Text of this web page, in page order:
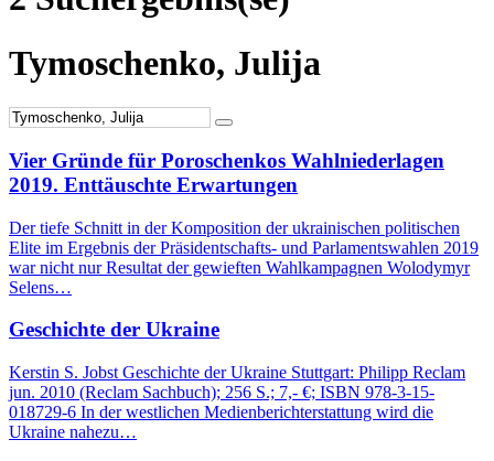
Tymoschenko, Julija
Vier Gründe für Poroschenkos Wahlniederlagen
2019. Enttäuschte Erwartungen
Der tiefe Schnitt in der Komposition der ukrainischen politischen
Elite im Ergebnis der Präsidentschafts- und Parlamentswahlen 2019
war nicht nur Resultat der gewieften Wahlkampagnen Wolodymyr
Selens…
Geschichte der Ukraine
Kerstin S. Jobst Geschichte der Ukraine Stuttgart: Philipp Reclam
jun. 2010 (Reclam Sachbuch); 256 S.; 7,- €; ISBN 978-3-15-
018729-6 In der westlichen Medienberichterstattung wird die
Ukraine nahezu…